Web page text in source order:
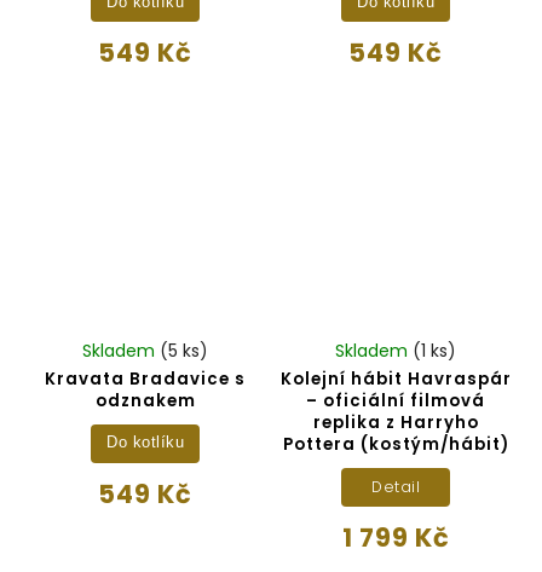
549 Kč 549 Kč
Kravata Bradavice s
odznakem
Skladem (5 ks)
549 Kč
Do kotlíku
Kolejní hábit Havraspár
– oficiální filmová
replika z Harryho
Pottera (kostým/hábit)
Skladem (1 ks)
1 799 Kč
Detail